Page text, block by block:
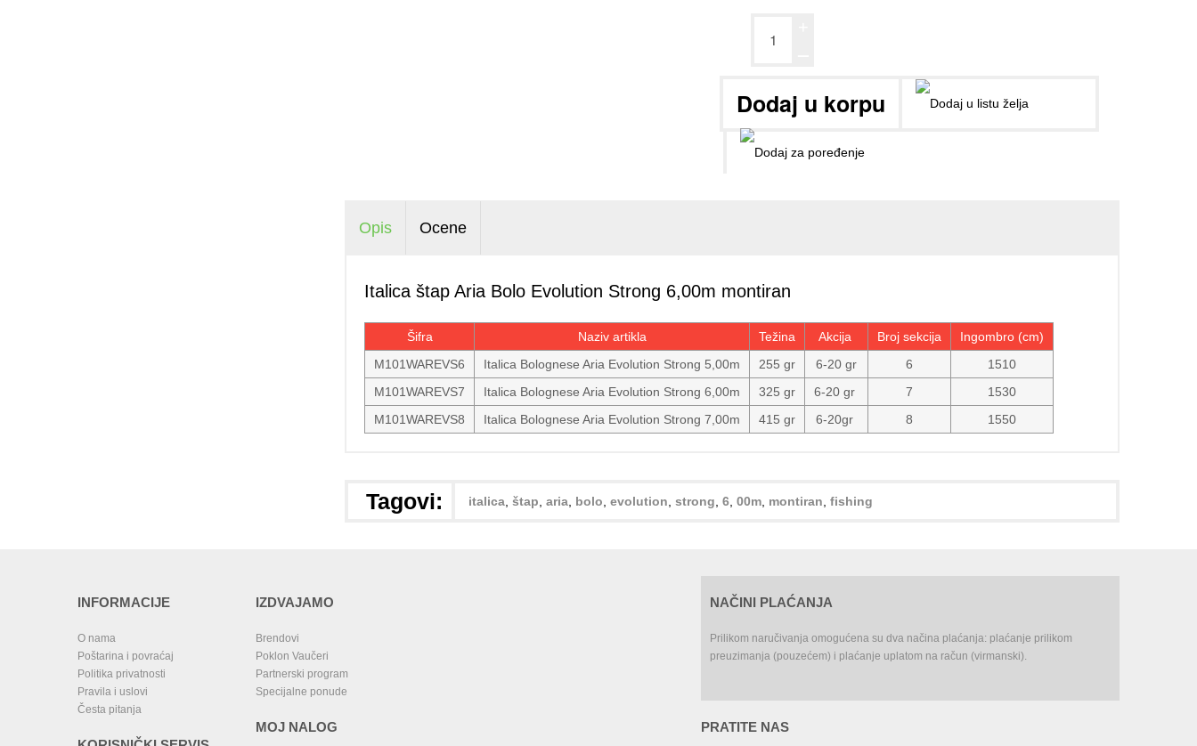
Opis Ocene
Italica štap Aria Bolo Evolution Strong 6,00m montiran
Šifra Naziv artikla Težina Akcija Broj sekcija
Ingombro (cm)
M101WAREVS6
Italica Bolognese Aria Evolution Strong 5,00m 255 gr 6-20 gr 6
1510
M101WAREVS7
Italica Bolognese Aria Evolution Strong 6,00m 325 gr 6-20 gr 7
1530
M101WAREVS8
Italica Bolognese Aria Evolution Strong 7,00m 415 gr 6-20gr 8 1550
Tagovi: italica štap aria bolo evolution strong 6 00m montiran fishing
INFORMACIJE
O nama
Poštarina i povraćaj
Politika privatnosti
Pravila i uslovi
Česta pitanja
IZDVAJAMO
Brendovi
Poklon Vaučeri
Partnerski program
Specijalne ponude
MOJ NALOG
NAČINI PLAĆANJA
Prilikom naručivanja omogućena su dva načina plaćanja: plaćanje prilikom
preuzimanja (pouzećem) i plaćanje uplatom na račun (virmanski).
PRATITE NAS